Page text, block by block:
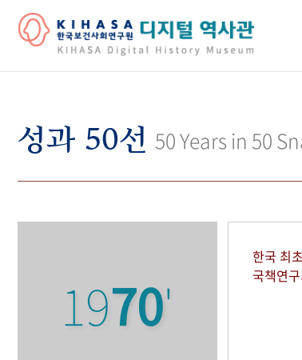
성과 50선 50 Years in 50
1970'
한국 최
국책연